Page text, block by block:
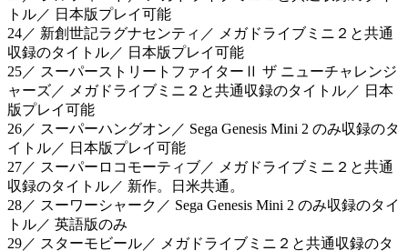
トル／ 日本版プレイ可能
24／ 新創世記ラグナセンティ／ メガドライブミニ２と共通
収録のタイトル／ 日本版プレイ可能
25／ スーパーストリートファイターⅡ ザ ニューチャレンジ
ャーズ／ メガドライブミニ２と共通収録のタイトル／ 日本
版プレイ可能
26／ スーパーハングオン／ Sega Genesis Mini 2 のみ収録のタ
イトル／ 日本版プレイ可能
27／ スーパーロコモーティブ／ メガドライブミニ２と共通
収録のタイトル／ 新作。日米共通。
28／ スーワーシャーク／ Sega Genesis Mini 2 のみ収録のタイ
トル／ 英語版のみ
29／ スターモビール／ メガドライブミニ２と共通収録のタ